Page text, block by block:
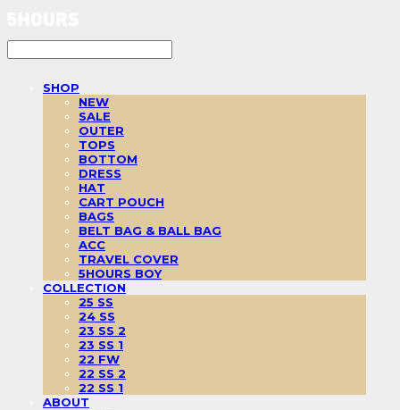
SHOP
NEW
SALE
OUTER
TOPS
BOTTOM
DRESS
HAT
CART POUCH
BAGS
BELT BAG & BALL BAG
ACC
TRAVEL COVER
5HOURS BOY
COLLECTION
25 SS
24 SS
23 SS 2
23 SS 1
22 FW
22 SS 2
22 SS 1
ABOUT